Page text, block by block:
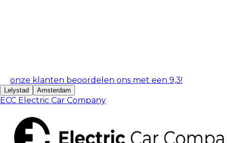
onze klanten beoordelen ons met een 9,3!
Lelystad Amsterdam
ECC Electric Car Company